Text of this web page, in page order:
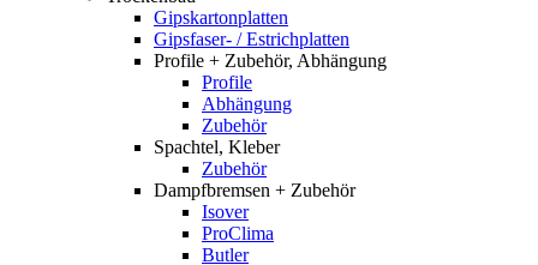
Gipskartonplatten
Gipsfaser- / Estrichplatten
Profile + Zubehör, Abhängung
Profile
Abhängung
Zubehör
Spachtel, Kleber
Zubehör
Dampfbremsen + Zubehör
Isover
ProClima
Butler